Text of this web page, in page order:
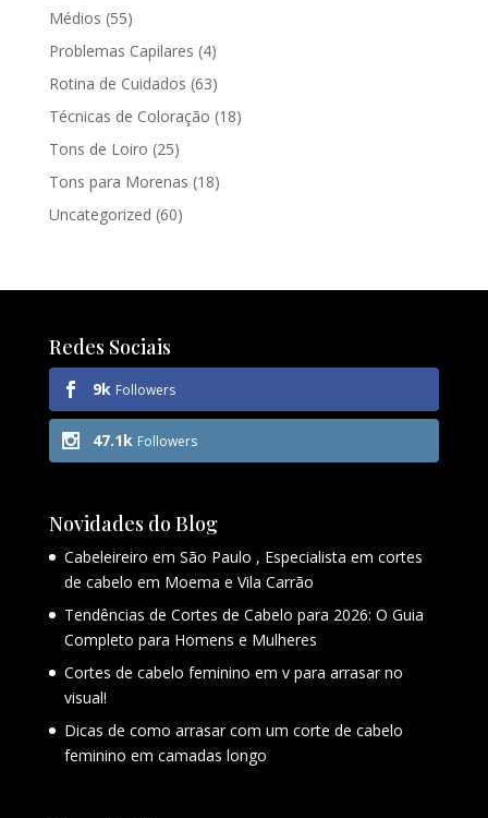
Médios (55)
Problemas Capilares (4)
Rotina de Cuidados (63)
Técnicas de Coloração (18)
Tons de Loiro (25)
Tons para Morenas (18)
Uncategorized (60)
Redes Sociais
9k Followers
47.1k Followers
Novidades do Blog
Cabeleireiro em São Paulo , Especialista em cortes
de cabelo em Moema e Vila Carrão
Tendências de Cortes de Cabelo para 2026: O Guia
Completo para Homens e Mulheres
Cortes de cabelo feminino em v para arrasar no
visual!
Dicas de como arrasar com um corte de cabelo
feminino em camadas longo